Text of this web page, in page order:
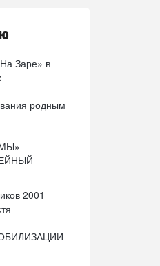
Заре» в
родным
—
2001